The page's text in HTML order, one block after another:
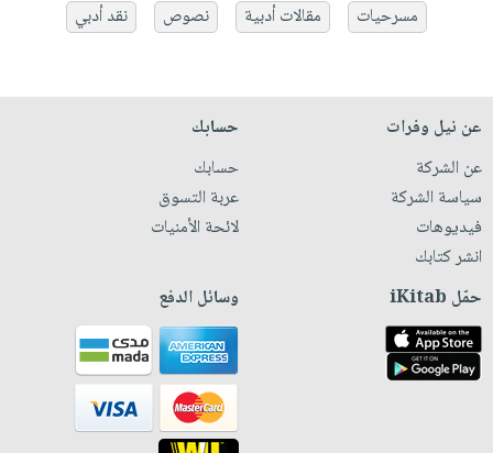
مسرحيات
مقالات أدبية نصوص نقد أدبي
عن نيل وفرات
عن الشركة
سياسة الشركة
فيديوهات
انشر كتابك
حسابك
حسابك
عربة التسوق
لائحة الأمنيات
حمّل iKitab وسائل الدفع